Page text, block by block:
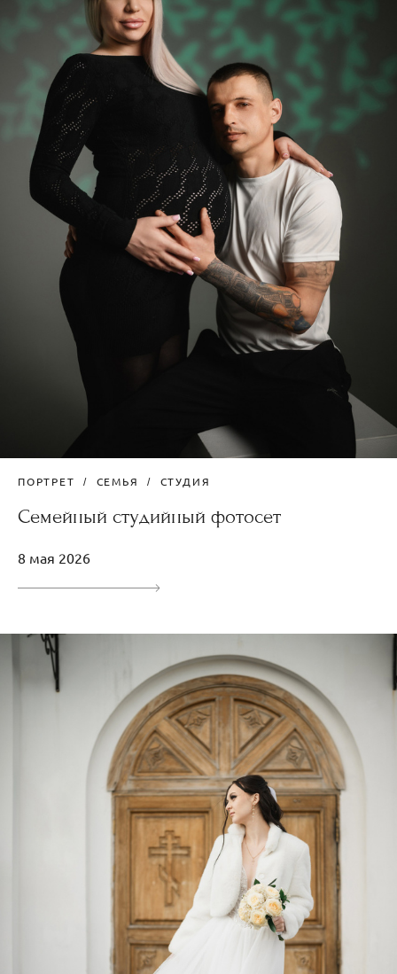
ПОРТРЕТ СЕМЬЯ СТУДИЯ
Семейный студийный фотосет
8 мая 2026